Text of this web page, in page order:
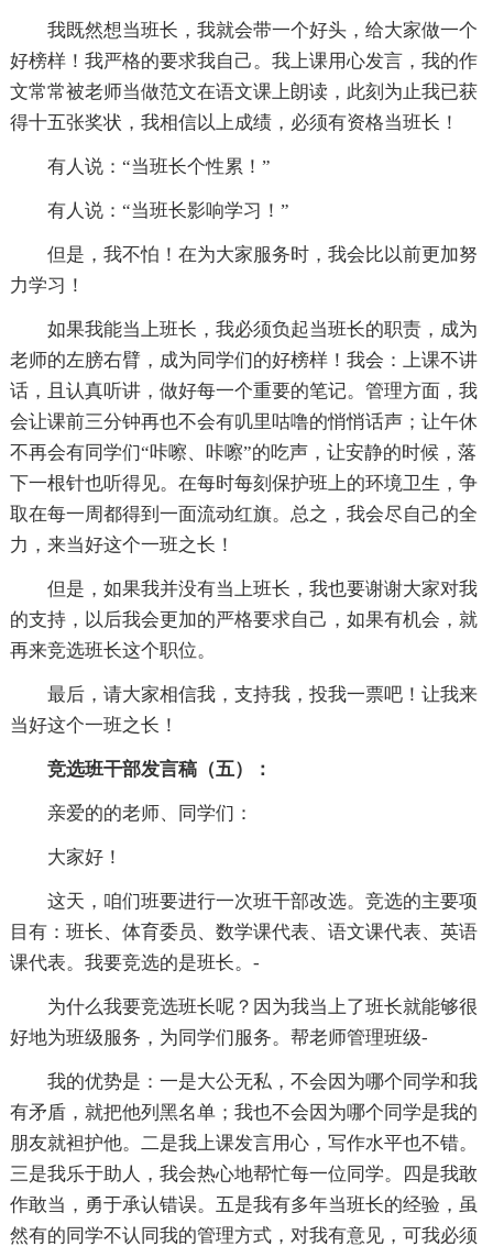
我既然想当班长，我就会带一个好头，给大家做一个
好榜样！我严格的要求我自己。我上课用心发言，我的作
文常常被老师当做范文在语文课上朗读，此刻为止我已获
得十五张奖状，我相信以上成绩，必须有资格当班长！
有人说：“当班长个性累！”
有人说：“当班长影响学习！”
但是，我不怕！在为大家服务时，我会比以前更加努
力学习！
如果我能当上班长，我必须负起当班长的职责，成为
老师的左膀右臂，成为同学们的好榜样！我会：上课不讲
话，且认真听讲，做好每一个重要的笔记。管理方面，我
会让课前三分钟再也不会有叽里咕噜的悄悄话声；让午休
不再会有同学们“咔嚓、咔嚓”的吃声，让安静的时候，落
下一根针也听得见。在每时每刻保护班上的环境卫生，争
取在每一周都得到一面流动红旗。总之，我会尽自己的全
力，来当好这个一班之长！
但是，如果我并没有当上班长，我也要谢谢大家对我
的支持，以后我会更加的严格要求自己，如果有机会，就
再来竞选班长这个职位。
最后，请大家相信我，支持我，投我一票吧！让我来
当好这个一班之长！
竞选班干部发言稿（五）：
亲爱的的老师、同学们：
大家好！
这天，咱们班要进行一次班干部改选。竞选的主要项
目有：班长、体育委员、数学课代表、语文课代表、英语
课代表。我要竞选的是班长。-
为什么我要竞选班长呢？因为我当上了班长就能够很
好地为班级服务，为同学们服务。帮老师管理班级-
我的优势是：一是大公无私，不会因为哪个同学和我
有矛盾，就把他列黑名单；我也不会因为哪个同学是我的
朋友就袒护他。二是我上课发言用心，写作水平也不错。
三是我乐于助人，我会热心地帮忙每一位同学。四是我敢
作敢当，勇于承认错误。五是我有多年当班长的经验，虽
然有的同学不认同我的管理方式，对我有意见，可我必须